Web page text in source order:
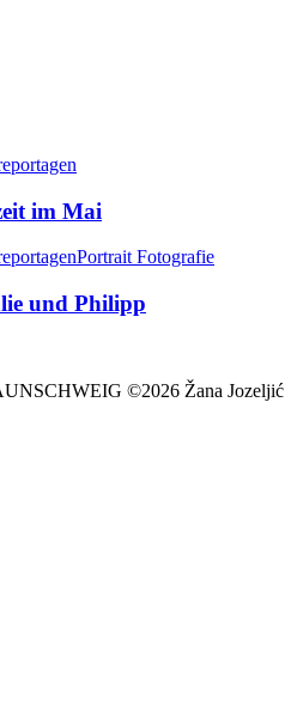
im Mai
Portrait Fotografie
und Philipp
©2026 Žana Jozeljić